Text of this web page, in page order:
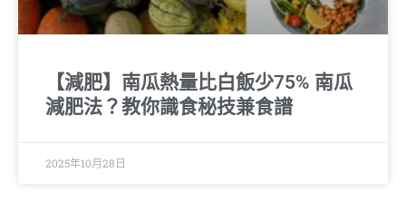
【減肥】南瓜熱量比白飯少75% 南瓜
減肥法？教你識食秘技兼食譜
2025年10月28日